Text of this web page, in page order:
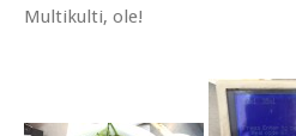
Multikulti, ole!